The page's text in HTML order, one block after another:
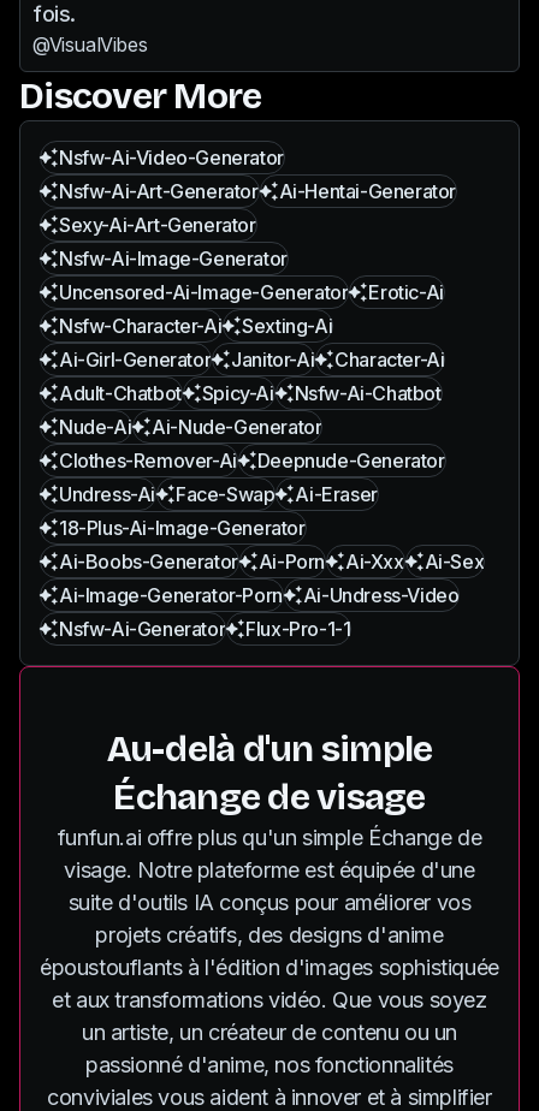
fois.
@VisualVibes
Discover More
Nsfw-Ai-Video-Generator
Nsfw-Ai-Art-Generator
Ai-Hentai-Generator
Sexy-Ai-Art-Generator
Nsfw-Ai-Image-Generator
Uncensored-Ai-Image-Generator
Erotic-Ai
Nsfw-Character-Ai
Sexting-Ai
Ai-Girl-Generator
Janitor-Ai
Character-Ai
Adult-Chatbot
Spicy-Ai
Nsfw-Ai-Chatbot
Nude-Ai
Ai-Nude-Generator
Clothes-Remover-Ai
Deepnude-Generator
Undress-Ai
Face-Swap
Ai-Eraser
18-Plus-Ai-Image-Generator
Ai-Boobs-Generator
Ai-Porn Ai-Xxx
Ai-Sex
Ai-Image-Generator-Porn
Ai-Undress-Video
Nsfw-Ai-Generator
Flux-Pro-1-1
Au-delà d'un simple
Échange de visage
funfun.ai offre plus qu'un simple Échange de
visage. Notre plateforme est équipée d'une
suite d'outils IA conçus pour améliorer vos
projets créatifs, des designs d'anime
époustouflants à l'édition d'images sophistiquée
et aux transformations vidéo. Que vous soyez
un artiste, un créateur de contenu ou un
passionné d'anime, nos fonctionnalités
conviviales vous aident à innover et à simplifier